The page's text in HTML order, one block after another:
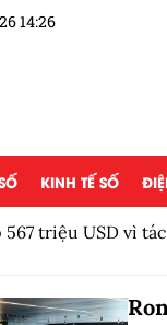
14:26
KINH TẾ SỐ
triệu USD vì